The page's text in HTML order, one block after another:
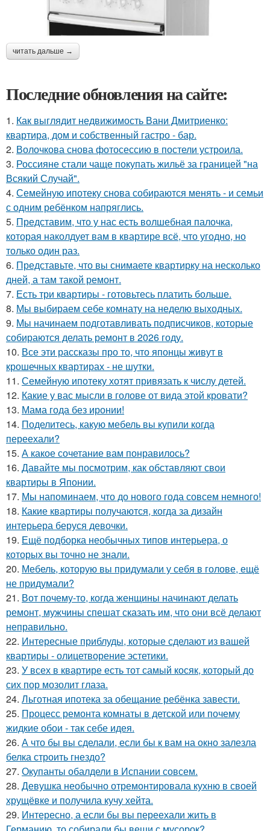
читать дальше →
Последние обновления на сайте:
1. Как выглядит недвижимость Вани Дмитриенко:
квартира, дом и собственный гастро - бар.
2. Волочкова снова фотосессию в постели устроила.
3. Россияне стали чаще покупать жильё за границей "на
Всякий Случай".
4. Семейную ипотеку снова собираются менять - и семьи
с одним ребёнком напряглись.
5. Представим, что у нас есть волшебная палочка,
которая наколдует вам в квартире всё, что угодно, но
только один раз.
6. Представьте, что вы снимаете квартирку на несколько
дней, а там такой ремонт.
7. Есть три квартиры - готовьтесь платить больше.
8. Мы выбираем себе комнату на неделю выходных.
9. Мы начинаем подготавливать подписчиков, которые
собираются делать ремонт в 2026 году.
10. Все эти рассказы про то, что японцы живут в
крошечных квартирах - не шутки.
11. Семейную ипотеку хотят привязать к числу детей.
12. Какие у вас мысли в голове от вида этой кровати?
13. Мама года без иронии!
14. Поделитесь, какую мебель вы купили когда
переехали?
15. А какое сочетание вам понравилось?
16. Давайте мы посмотрим, как обставляют свои
квартиры в Японии.
17. Мы напоминаем, что до нового года совсем немного!
18. Какие квартиры получаются, когда за дизайн
интерьера беруся девочки.
19. Ещё подборка необычных типов интерьера, о
которых вы точно не знали.
20. Мебель, которую вы придумали у себя в голове, ещё
не придумали?
21. Вот почему-то, когда женщины начинают делать
ремонт, мужчины спешат сказать им, что они всё делают
неправильно.
22. Интересные приблуды, которые сделают из вашей
квартиры - олицетворение эстетики.
23. У всех в квартире есть тот самый косяк, который до
сих пор мозолит глаза.
24. Льготная ипотека за обещание ребёнка завести.
25. Процесс ремонта комнаты в детской или почему
жидкие обои - так себе идея.
26. А что бы вы сделали, если бы к вам на окно залезла
белка строить гнездо?
27. Окупанты обалдели в Испании совсем.
28. Девушка необычно отремонтировала кухню в своей
хрущёвке и получила кучу хейта.
29. Интересно, а если бы вы переехали жить в